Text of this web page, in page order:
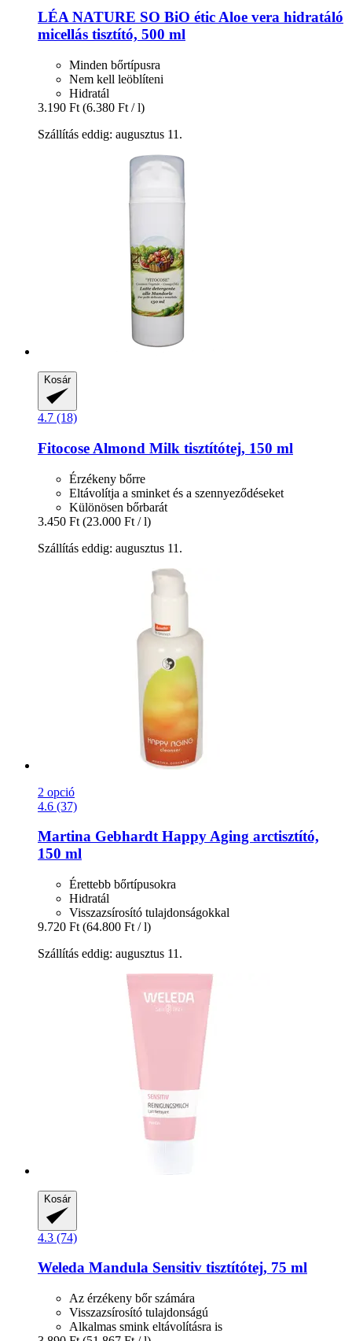
LÉA NATURE SO BiO étic Aloe vera hidratáló
micellás tisztító, 500 ml
Minden bőrtípusra
Nem kell leöblíteni
Hidratál
3.190 Ft (6.380 Ft / l)
Szállítás eddig: augusztus 11.
Kosár
4.7 (18)
Fitocose Almond Milk tisztítótej, 150 ml
Érzékeny bőrre
Eltávolítja a sminket és a szennyeződéseket
Különösen bőrbarát
3.450 Ft (23.000 Ft / l)
Szállítás eddig: augusztus 11.
2 opció
4.6 (37)
Martina GebhardtHappy Aging arctisztító,
150 ml
Érettebb bőrtípusokra
Hidratál
Visszazsírosító tulajdonságokkal
9.720 Ft (64.800 Ft / l)
Szállítás eddig: augusztus 11.
Kosár
4.3 (74)
Weleda Mandula Sensitiv tisztítótej, 75 ml
Az érzékeny bőr számára
Visszazsírosító tulajdonságú
Alkalmas smink eltávolításra is